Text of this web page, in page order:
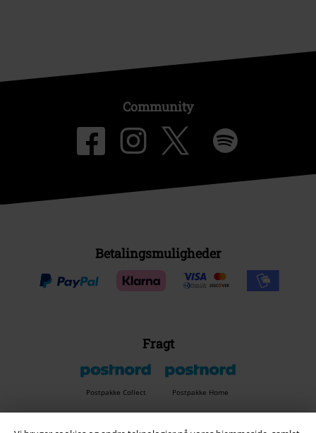
Community
Betalingsmuligheder
Fragt
Postpakke Collect Postpakke Home